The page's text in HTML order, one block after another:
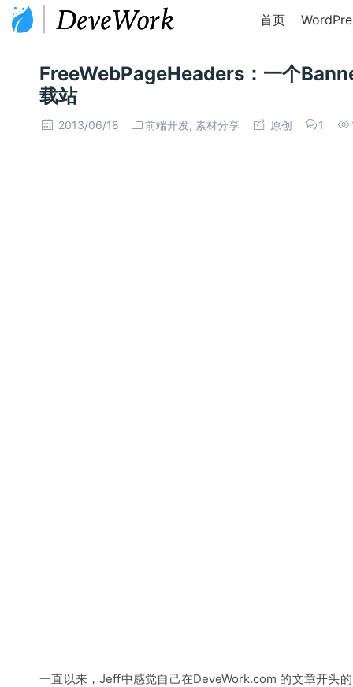
首页
FreeWebPageHeaders：一个
载站
2013/06/18 前端开发,素材分享 原创 1
一直以来，Jeff中感觉自己在DeveWork.com 的文章开头